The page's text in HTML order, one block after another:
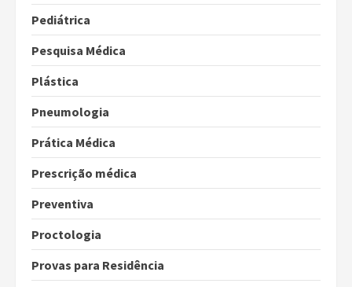
Pediátrica
Pesquisa Médica
Plástica
Pneumologia
Prática Médica
Prescrição médica
Preventiva
Proctologia
Provas para Residência